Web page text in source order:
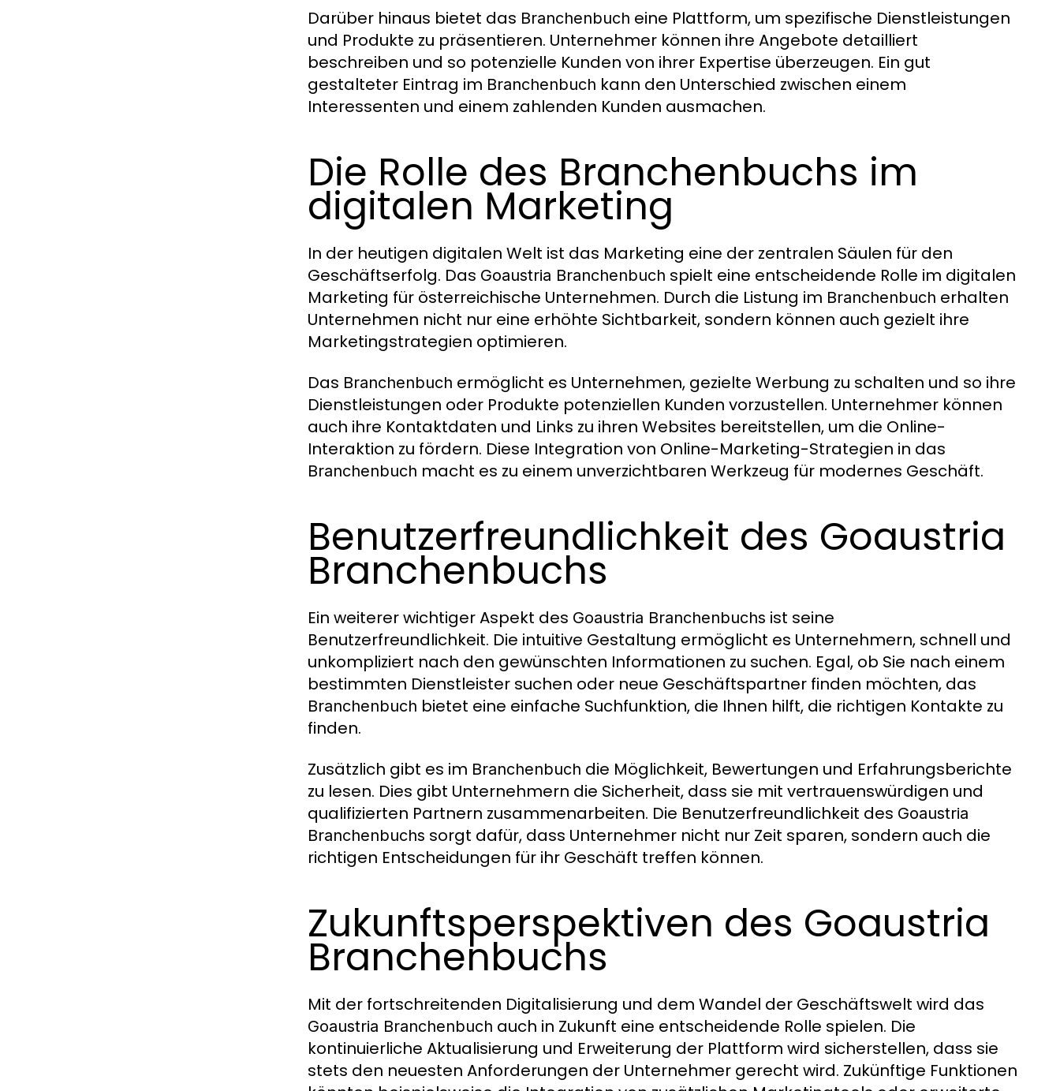
Darüber hinaus bietet das Branchenbuch eine Plattform, um spezifische Dienstleistungen
und Produkte zu präsentieren. Unternehmer können ihre Angebote detailliert
beschreiben und so potenzielle Kunden von ihrer Expertise überzeugen. Ein gut
gestalteter Eintrag im Branchenbuch kann den Unterschied zwischen einem
Interessenten und einem zahlenden Kunden ausmachen.
Die Rolle des Branchenbuchs im
digitalen Marketing
In der heutigen digitalen Welt ist das Marketing eine der zentralen Säulen für den
Geschäftserfolg. Das Goaustria Branchenbuch spielt eine entscheidende Rolle im digitalen
Marketing für österreichische Unternehmen. Durch die Listung im Branchenbuch erhalten
Unternehmen nicht nur eine erhöhte Sichtbarkeit, sondern können auch gezielt ihre
Marketingstrategien optimieren.
Das Branchenbuch ermöglicht es Unternehmen, gezielte Werbung zu schalten und so ihre
Dienstleistungen oder Produkte potenziellen Kunden vorzustellen. Unternehmer können
auch ihre Kontaktdaten und Links zu ihren Websites bereitstellen, um die Online-
Interaktion zu fördern. Diese Integration von Online-Marketing-Strategien in das
Branchenbuch macht es zu einem unverzichtbaren Werkzeug für modernes Geschäft.
Benutzerfreundlichkeit des Goaustria
Branchenbuchs
Ein weiterer wichtiger Aspekt des Goaustria Branchenbuchs ist seine
Benutzerfreundlichkeit. Die intuitive Gestaltung ermöglicht es Unternehmern, schnell und
unkompliziert nach den gewünschten Informationen zu suchen. Egal, ob Sie nach einem
bestimmten Dienstleister suchen oder neue Geschäftspartner finden möchten, das
Branchenbuch bietet eine einfache Suchfunktion, die Ihnen hilft, die richtigen Kontakte zu
finden.
Zusätzlich gibt es im Branchenbuch die Möglichkeit, Bewertungen und Erfahrungsberichte
zu lesen. Dies gibt Unternehmern die Sicherheit, dass sie mit vertrauenswürdigen und
qualifizierten Partnern zusammenarbeiten. Die Benutzerfreundlichkeit des Goaustria
Branchenbuchs sorgt dafür, dass Unternehmer nicht nur Zeit sparen, sondern auch die
richtigen Entscheidungen für ihr Geschäft treffen können.
Zukunftsperspektiven des Goaustria
Branchenbuchs
Mit der fortschreitenden Digitalisierung und dem Wandel der Geschäftswelt wird das
Goaustria Branchenbuch auch in Zukunft eine entscheidende Rolle spielen. Die
kontinuierliche Aktualisierung und Erweiterung der Plattform wird sicherstellen, dass sie
stets den neuesten Anforderungen der Unternehmer gerecht wird. Zukünftige Funktionen